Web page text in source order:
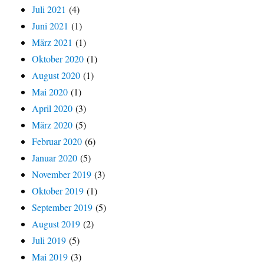
Juli 2021 (4)
Juni 2021 (1)
März 2021 (1)
Oktober 2020 (1)
August 2020 (1)
Mai 2020 (1)
April 2020 (3)
März 2020 (5)
Februar 2020 (6)
Januar 2020 (5)
November 2019 (3)
Oktober 2019 (1)
September 2019 (5)
August 2019 (2)
Juli 2019 (5)
Mai 2019 (3)